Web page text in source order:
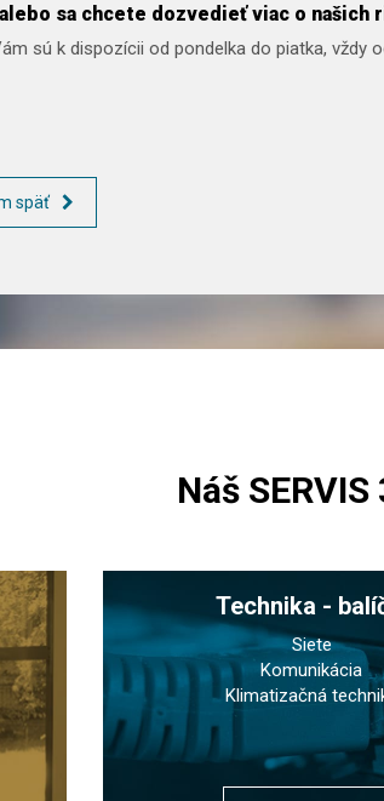
sa chcete dozvedieť viac o našich
sú k dispozícii od pondelka do piatka, vždy
späť
Náš SERVIS
Technika -
Siete
Komunikácia
Klimatizačná